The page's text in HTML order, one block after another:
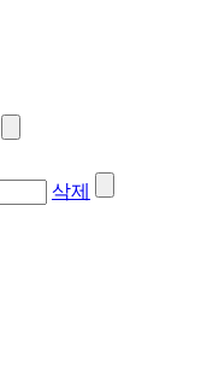
삭제